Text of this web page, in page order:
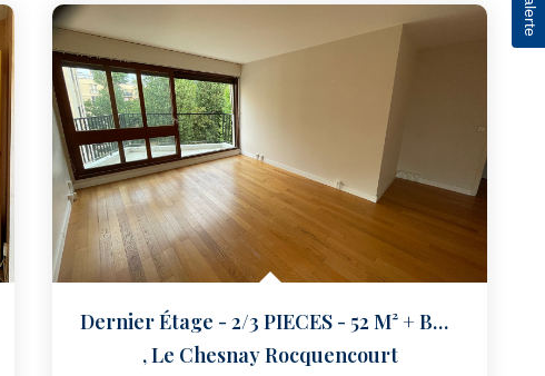
Dernier Étage - 2/3 PIECES - 52 M² + BALCON
,Le Chesnay Rocquencourt